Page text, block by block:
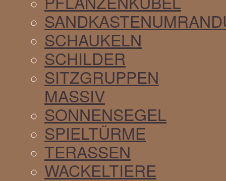
SCHAUKELN
SCHILDER
SITZGRUPPEN
MASSIV
SONNENSEGEL
SPIELTÜRME
TERASSEN
WACKELTIERE